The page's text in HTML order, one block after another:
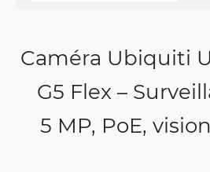
Caméra Ubiquiti
G5 Flex –
5 MP, PoE,